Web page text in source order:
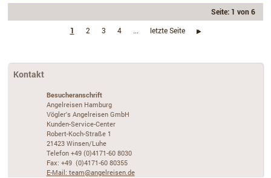
Seite: 1 von 6
1
2 3 4 ... letzte Seite ›
Kontakt
Besucheranschrift
Angelreisen Hamburg
Vögler's Angelreisen GmbH
Kunden-Service-Center
Robert-Koch-Straße 1
21423 Winsen/Luhe
Telefon +49 (0)4171-60 8030
Fax: +49 (0)4171-60 80355
E-Mail: team@angelreisen.de